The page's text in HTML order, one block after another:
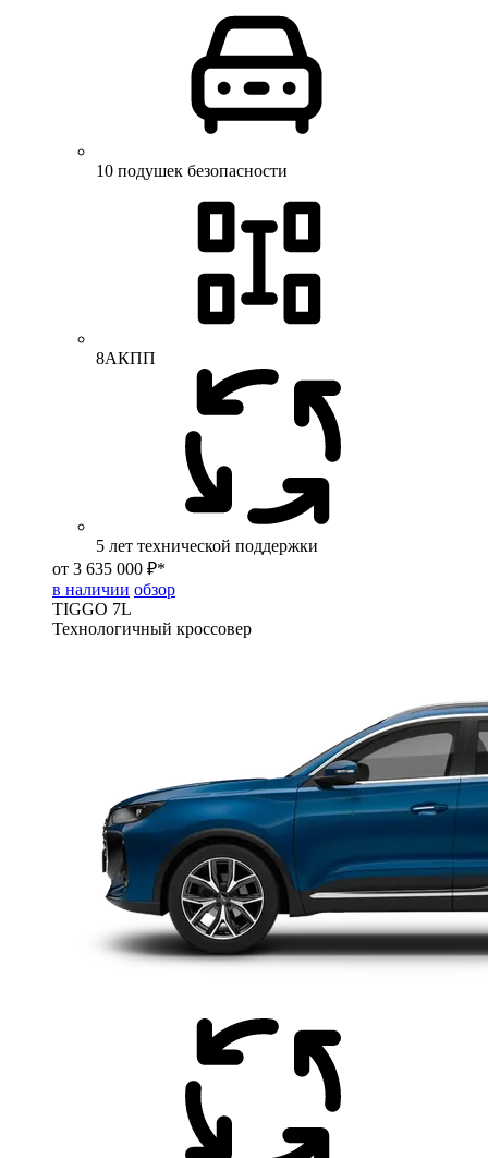
10 подушек безопасности
8АКПП
5 лет технической поддержки
от 3 635 000 ₽*
в наличии обзор
TIGGO 7L
Технологичный кроссовер